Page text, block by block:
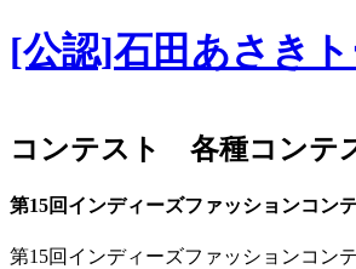
[公認]石田あさき
コンテスト 各種コンテ
第15回インディーズファッションコン
第15回インディーズファッションコン